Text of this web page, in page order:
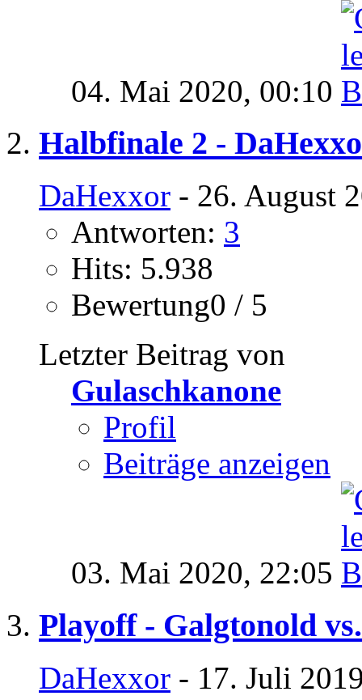
04. Mai 2020, 00:10
Halbfinale 2 -
DaHexxor - 26. August
Antworten: 3
Hits: 5.938
Bewertung0 / 5
Letzter Beitrag von
Gulaschkanone
Profil
Beiträge anzeigen
03. Mai 2020, 22:05
Playoff - Galgtonold
DaHexxor - 17. Juli